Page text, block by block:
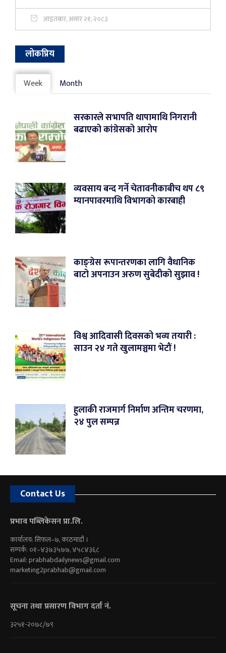
आइतबार, असार २१, २०८३
लोकप्रिय
Week Month
सरकारले सभापति थापामाथि निगरानी
बढाएको कांग्रेसको आरोप
व्यवसाय बन्द गर्ने चेतावनीकाबीच थप ८९
म्यानपावरमाथि विभागको कारबाही
काङ्ग्रेस रूपान्तरणका लागि वैधानिक
बाटो अपनाउन अरुण सुबेदीको सुझाव !
विश्व आदिवासी दिवसको भव्य तयारी :
साउन २४ गते खुलामञ्चमा भेटौं !
हुलाकी राजमार्ग निर्माण अन्तिम चरणमा,
२४ पुल सम्पन्न
Contact Us
प्रभाव पब्लिकेसन प्रा.लि.
कार्यालय: सिफल–७, काठमाडौं ।
सम्पर्क: ०१–४३७३५७७, ४५८४३६८
Email:prabhabdailynews@gmail.com
marketing2prabhab@gmail.com
सूचना तथा प्रसारण विभाग दर्ता नं.
३२५१-२०७८/७९